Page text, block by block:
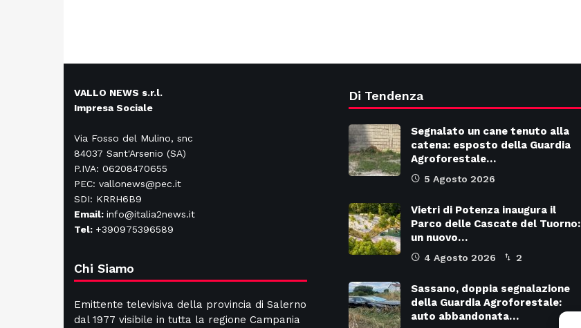
VALLO NEWS s.r.l.
Impresa Sociale
Via Fosso del Mulino, snc
84037 Sant'Arsenio (SA)
P.IVA: 06208470655
PEC: vallonews@pec.it
SDI: KRRH6B9
Email: info@italia2news.it
Tel: +390975396589
Chi Siamo
Emittente televisiva della provincia di Salerno
dal 1977 visibile in tutta la regione Campania
Di Tendenza
Segnalato un cane tenuto alla
catena: esposto della Guardia
Agroforestale…
5 Agosto 2026
Vietri di Potenza inaugura il
Parco delle Cascate del Tuorno:
un nuovo…
4 Agosto 2026 2
Sassano, doppia segnalazione
della Guardia Agroforestale:
auto abbandonata…